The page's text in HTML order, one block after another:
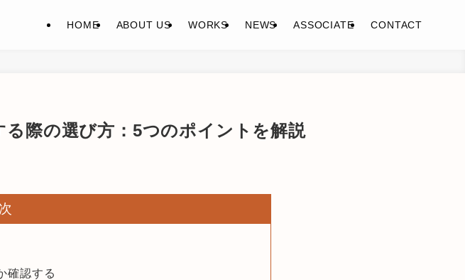
HOME ABOUT US WORKS NEWS ASSOCIATE CONTACT
際の選び方：5つのポイントを解説
確認する